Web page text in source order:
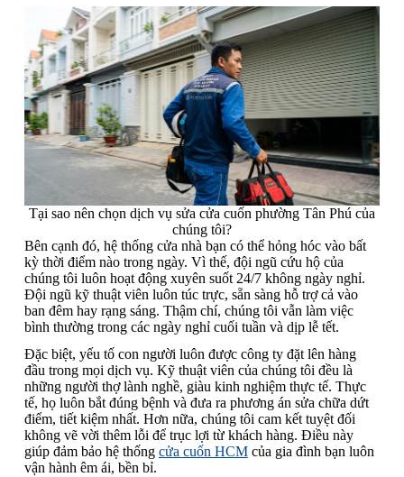
Tại sao nên chọn dịch vụ sửa cửa cuốn phường Tân Phú của
chúng tôi?
Bên cạnh đó, hệ thống cửa nhà bạn có thể hỏng hóc vào bất
kỳ thời điểm nào trong ngày. Vì thế, đội ngũ cứu hộ của
chúng tôi luôn hoạt động xuyên suốt 24/7 không ngày nghỉ.
Đội ngũ kỹ thuật viên luôn túc trực, sẵn sàng hỗ trợ cả vào
ban đêm hay rạng sáng. Thậm chí, chúng tôi vẫn làm việc
bình thường trong các ngày nghỉ cuối tuần và dịp lễ tết.
Đặc biệt, yếu tố con người luôn được công ty đặt lên hàng
đầu trong mọi dịch vụ. Kỹ thuật viên của chúng tôi đều là
những người thợ lành nghề, giàu kinh nghiệm thực tế. Thực
tế, họ luôn bắt đúng bệnh và đưa ra phương án sửa chữa dứt
điểm, tiết kiệm nhất. Hơn nữa, chúng tôi cam kết tuyệt đối
không vẽ vời thêm lỗi để trục lợi từ khách hàng. Điều này
giúp đảm bảo hệ thống cửa cuốn HCMcủa gia đình bạn luôn
vận hành êm ái, bền bỉ.